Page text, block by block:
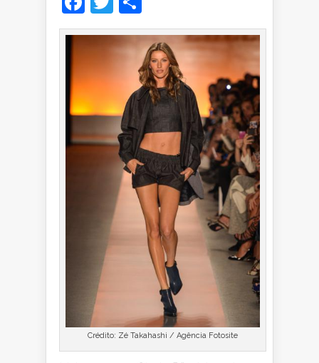
Crédito: Zé Takahashi / Agência Fotosite